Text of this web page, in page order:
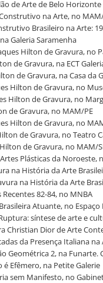
de Arte de Belo
na Arte, no
Brasileiro na Arte:
Galeria Saramenha
Hilton de Gravura, no
de Gravura, na ECT
de Gravura, na Casa da
Hilton de Gravura, no
Hilton de Gravura, no
de Gravura, no MAM/PE
Hilton de Gravura, no
de Gravura, no Teatro
de Gravura, no MAM/
Artes Plásticas da
na História da Arte
na História da Arte
Recentes 82-84, no MNBA
Atuante, no
síntese de arte e
Christian Dior de Arte
da Presença Italiana
Geométrica 2, na
é Efêmero, na Petite Galerie
sem Manifesto, no